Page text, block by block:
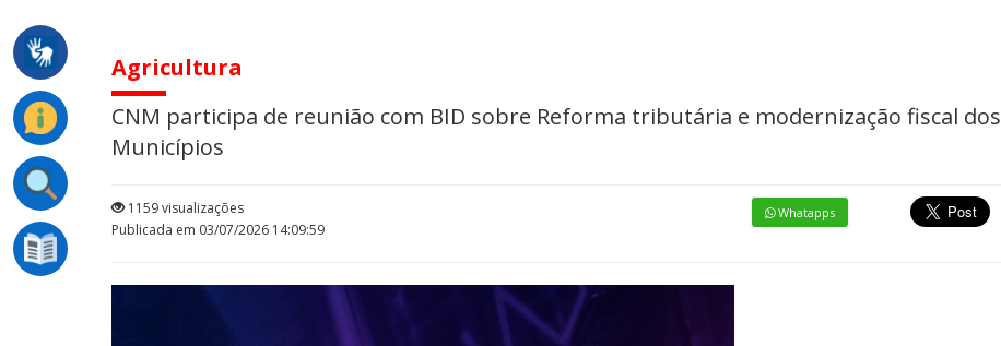
Agricultura
CNM participa de reunião com BID sobre Reforma tributária e modernização fiscal dos
Municípios
1159 visualizações
Publicada em 03/07/2026 14:09:59
Whatapps